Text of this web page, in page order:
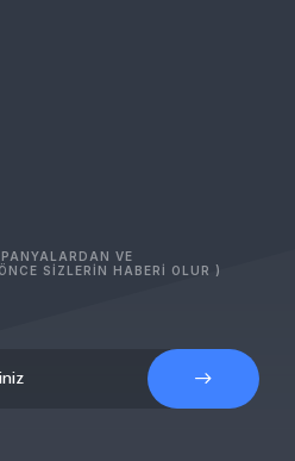
VE
SİZLERİN HABERİ OLUR )